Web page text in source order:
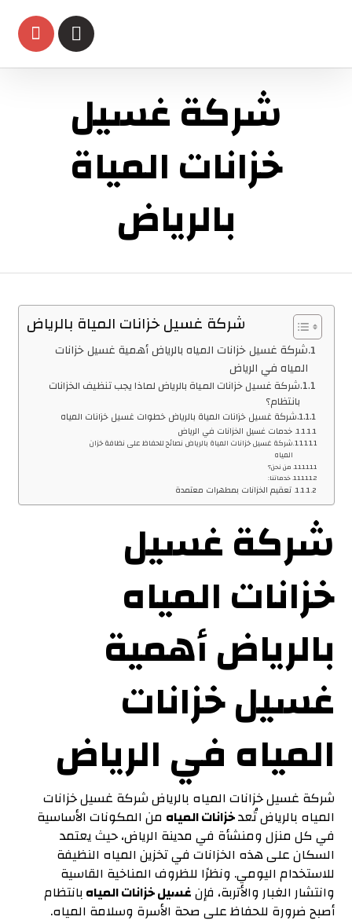
شركة غسيل
خزانات المياة
بالرياض
شركة غسيل خزانات المياة بالرياض
شركة غسيل خزانات المياه بالرياض أهمية غسيل خزانات
المياه في الرياض
شركة غسيل خزانات المياة بالرياض لماذا يجب تنظيف الخزانات
بانتظام؟
شركة غسيل خزانات المياة بالرياض خطوات غسيل خزانات المياه
خدمات غسيل الخزانات في الرياض
شركة غسيل خزانات المياة بالرياض نصائح للحفاظ على نظافة خزان
المياه
من نحن؟
خدماتنا:
تعقيم الخزانات بمطهرات معتمدة
شركة غسيل
خزانات المياه
بالرياض أهمية
غسيل خزانات
المياه في الرياض
شركة غسيل خزانات المياه بالرياض شركة غسيل خزانات
المياه بالرياض تُعدخزانات المياه من المكونات الأساسية
في كل منزل ومنشأة في مدينة الرياض، حيث يعتمد
السكان على هذه الخزانات في تخزين المياه النظيفة
للاستخدام اليومي. ونظرًا للظروف المناخية القاسية
وانتشار الغبار والأتربة، فإنغسيل خزانات المياهبانتظام
أصبح ضرورة للحفاظ على صحة الأسرة وسلامة المياه.